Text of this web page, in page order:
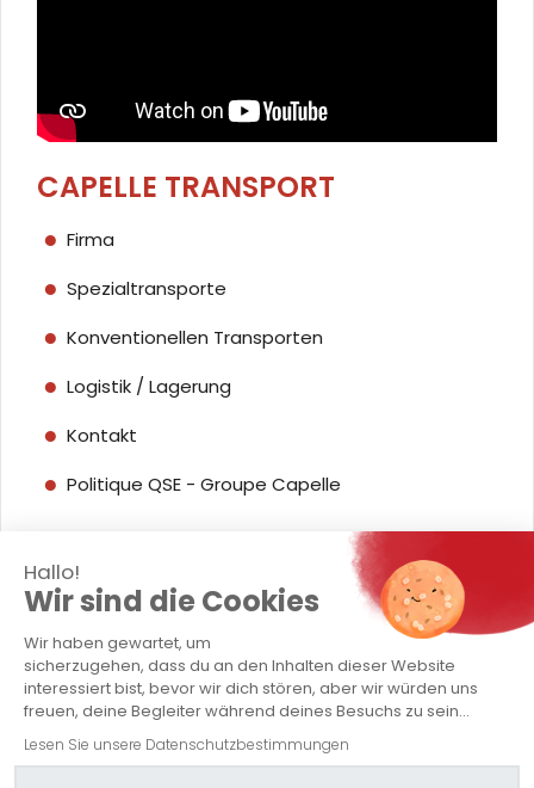
Hallo!
Wir sind die Cookies
Wir haben gewartet, um
sicherzugehen, dass du an den Inhalten dieser Website
interessiert bist, bevor wir dich stören, aber wir würden uns
freuen, deine Begleiter während deines Besuchs zu sein...
Lesen Sie unsere Datenschutzbestimmungen
CAPELLE TRANSPORT
Firma
Spezialtransporte
Konventionellen Transporten
Logistik / Lagerung
Kontakt
Politique QSE - Groupe Capelle
© 2024 TRANSPORTS CAPELLE -
Alle Rechte
vorbehalten -Rechtliche Hinweise